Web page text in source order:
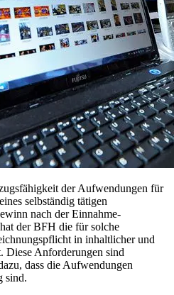
der Aufwendungen für
selbständig tätigen
nach der Einnahme-
der BFH die für solche
in inhaltlicher und
Diese Anforderungen sind
dass die Aufwendungen
sind.